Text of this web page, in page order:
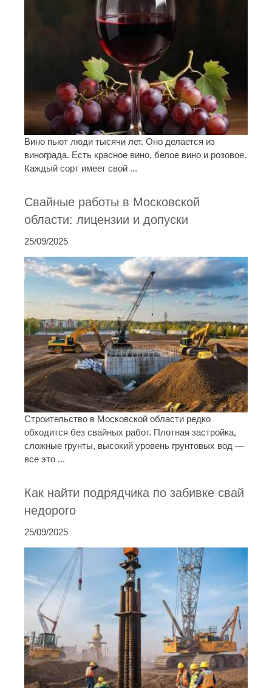
Вино пьют люди тысячи лет. Оно делается из
винограда. Есть красное вино, белое вино и розовое.
Каждый сорт имеет свой ...
Свайные работы в Московской
области: лицензии и допуски
25/09/2025
Строительство в Московской области редко
обходится без свайных работ. Плотная застройка,
сложные грунты, высокий уровень грунтовых вод —
все это ...
Как найти подрядчика по забивке свай
недорого
25/09/2025